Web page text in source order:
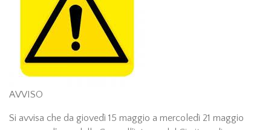
AVVISO
Si avvisa che da giovedì 15 maggio a mercoledì 21 maggio